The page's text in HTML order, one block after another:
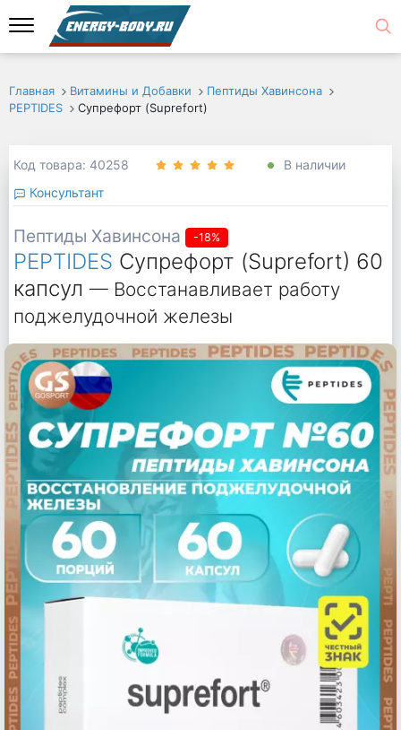
Главная Витамины и Добавки
Пептиды Хавинсона
PEPTIDES
Супрефорт (Suprefort)
Код товара: 40258
В наличии
Консультант
Пептиды Хавинсона -18%
PEPTIDES Супрефорт (Suprefort) 60
капсул — Восстанавливает работу
поджелудочной железы